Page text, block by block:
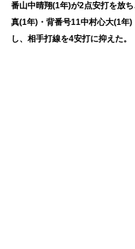
番山中晴翔(1年)が2点安打を放
真(1年)・背番号11中村心大(1年
し、相手打線を4安打に抑えた。